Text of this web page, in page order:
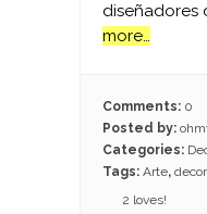
diseñadores
more…
Comments: 0
Posted by:
Categories:
Tags: Arte,
2 loves!